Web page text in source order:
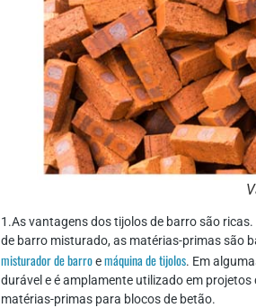
1.As vantagens dos tijolos de barro são
de barro misturado, as matérias-primas são
misturador de barroemáquina de tijolos. Em
durável e é amplamente utilizado em
matérias-primas para blocos de betão.